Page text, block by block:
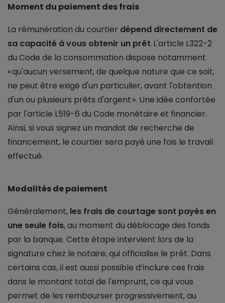
Moment du paiement des frais
La rémunération du courtier dépend directement de
sa capacité à vous obtenir un prêt. L'article L322-2
du Code de la consommation dispose notamment
« qu'aucun versement, de quelque nature que ce soit,
ne peut être exigé d'un particulier, avant l'obtention
d'un ou plusieurs prêts d'argent ». Une idée confortée
par l'article L519-6 du Code monétaire et financier.
Ainsi, si vous signez un mandat de recherche de
financement, le courtier sera payé une fois le travail
effectué.
Modalités de paiement
Généralement, les frais de courtage sont payés en
une seule fois, au moment du déblocage des fonds
par la banque. Cette étape intervient lors de la
signature chez le notaire, qui officialise le prêt. Dans
certains cas, il est aussi possible d’inclure ces frais
dans le montant total de l'emprunt, ce qui vous
permet de les rembourser progressivement, au